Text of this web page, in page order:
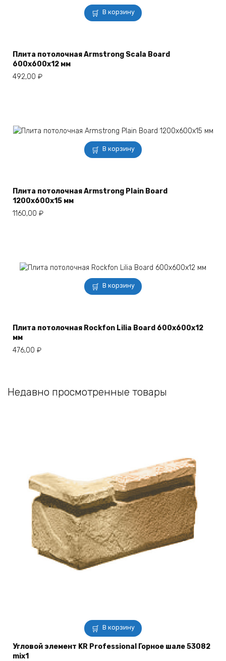
В корзину
Плита потолочная Armstrong Scala Board
600х600х12 мм
492,00 ₽
В корзину
Плита потолочная Armstrong Plain Board
1200х600х15 мм
1160,00 ₽
В корзину
Плита потолочная Rockfon Lilia Board 600x600x12
мм
476,00 ₽
Недавно просмотренные товары
В корзину
Угловой элемент KR Professional Горное шале 53082
mix1